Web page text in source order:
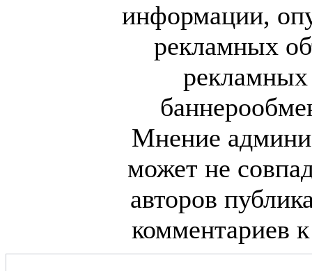
информации,
рекламных
рекламных
Мнение
может не
авторов
комментариев